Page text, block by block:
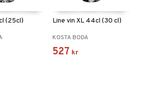
(25cl) Line vin XL 44cl (30 cl)
KOSTA BODA
527 kr